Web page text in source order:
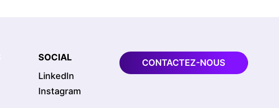
SOCIAL
LinkedIn
Instagram
CONTACTEZ-NOUS